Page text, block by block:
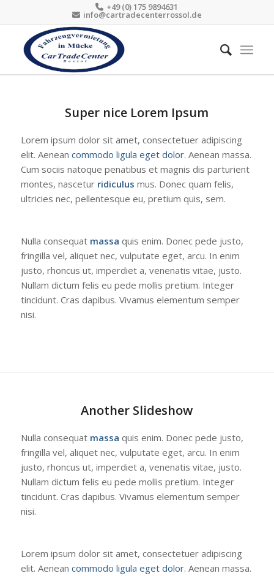
+49 (0) 175 9894631
info@cartradecenterrossol.de
Super nice Lorem Ipsum
Lorem ipsum dolor sit amet, consectetuer adipiscing
elit. Aenean commodo ligula eget dolor. Aenean massa.
Cum sociis natoque penatibus et magnis dis parturient
montes, nascetur ridiculus mus. Donec quam felis,
ultricies nec, pellentesque eu, pretium quis, sem.
Nulla consequat massa quis enim. Donec pede justo,
fringilla vel, aliquet nec, vulputate eget, arcu. In enim
justo, rhoncus ut, imperdiet a, venenatis vitae, justo.
Nullam dictum felis eu pede mollis pretium. Integer
tincidunt. Cras dapibus. Vivamus elementum semper
nisi.
Another Slideshow
Nulla consequat massa quis enim. Donec pede justo,
fringilla vel, aliquet nec, vulputate eget, arcu. In enim
justo, rhoncus ut, imperdiet a, venenatis vitae, justo.
Nullam dictum felis eu pede mollis pretium. Integer
tincidunt. Cras dapibus. Vivamus elementum semper
nisi.
Lorem ipsum dolor sit amet, consectetuer adipiscing
elit. Aenean commodo ligula eget dolor. Aenean massa.